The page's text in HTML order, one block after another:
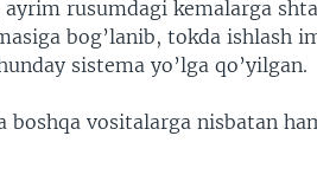
rusumdagi kemalarga
bog’lanib, tokda ishlash
sistema yo’lga qo’yilgan.
boshqa vositalarga nisbatan